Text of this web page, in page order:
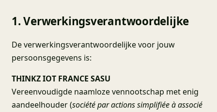
1. Verwerkingsverantwoordelijke
De verwerkingsverantwoordelijke voor jouw
persoonsgegevens is:
THINKZ IOT FRANCE SASU
Vereenvoudigde naamloze vennootschap met enig
aandeelhouder (société par actions simplifiée à associé